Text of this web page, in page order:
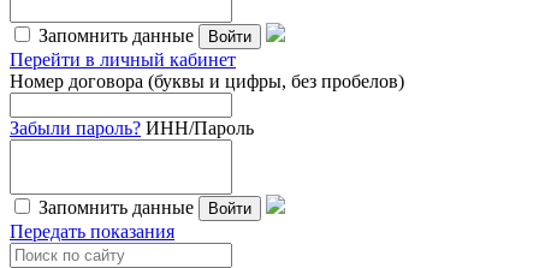
Запомнить данные Войти
Перейти в личный кабинет
Номер договора (буквы и цифры, без пробелов)
Забыли пароль? ИНН/Пароль
Запомнить данные Войти
Передать показания